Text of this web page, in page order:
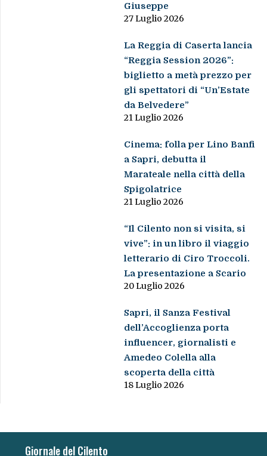
Giuseppe
27 Luglio 2026
La Reggia di Caserta lancia
“Reggia Session 2026”:
biglietto a metà prezzo per
gli spettatori di “Un’Estate
da Belvedere”
21 Luglio 2026
Cinema: folla per Lino Banfi
a Sapri, debutta il
Marateale nella città della
Spigolatrice
21 Luglio 2026
“Il Cilento non si visita, si
vive”: in un libro il viaggio
letterario di Ciro Troccoli.
La presentazione a Scario
20 Luglio 2026
Sapri, il Sanza Festival
dell’Accoglienza porta
influencer, giornalisti e
Amedeo Colella alla
scoperta della città
18 Luglio 2026
Giornale del Cilento